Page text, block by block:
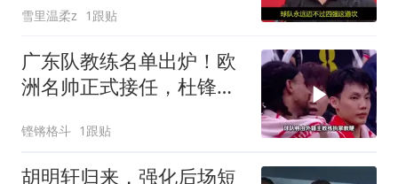
雪里温柔z 1跟贴
广东队教练名单出炉！欧
洲名帅正式接任，杜锋安
铿锵格斗 1跟贴
胡明轩归来，强化后场短